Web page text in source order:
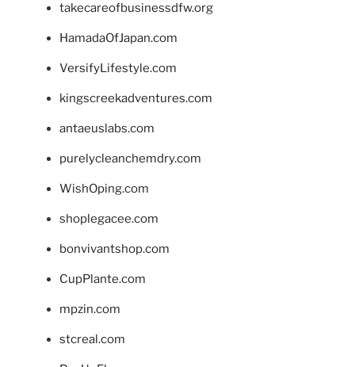
takecareofbusinessdfw.org
HamadaOfJapan.com
VersifyLifestyle.com
kingscreekadventures.com
antaeuslabs.com
purelycleanchemdry.com
WishOping.com
shoplegacee.com
bonvivantshop.com
CupPlante.com
mpzin.com
stcreal.com